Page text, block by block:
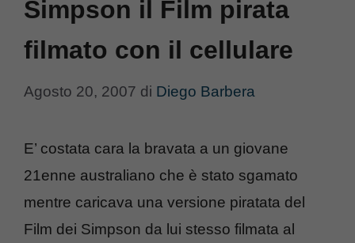
Simpson il Film pirata
filmato con il cellulare
Agosto 20, 2007 di Diego Barbera
E’ costata cara la bravata a un giovane
21enne australiano che è stato sgamato
mentre caricava una versione piratata del
Film dei Simpson da lui stesso filmata al